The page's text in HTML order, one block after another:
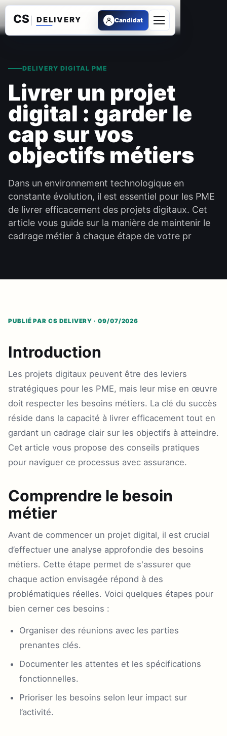
Candidat
Ouvrir le menu
DELIVERY DIGITAL PME
Livrer un projet
digital : garder le
cap sur vos
objectifs métiers
Dans un environnement technologique en
constante évolution, il est essentiel pour les PME
de livrer efficacement des projets digitaux. Cet
article vous guide sur la manière de maintenir le
cadrage métier à chaque étape de votre pr
PUBLIÉ PAR CS DELIVERY · 09/07/2026
Introduction
Les projets digitaux peuvent être des leviers
stratégiques pour les PME, mais leur mise en œuvre
doit respecter les besoins métiers. La clé du succès
réside dans la capacité à livrer efficacement tout en
gardant un cadrage clair sur les objectifs à atteindre.
Cet article vous propose des conseils pratiques
pour naviguer ce processus avec assurance.
Comprendre le besoin
métier
Avant de commencer un projet digital, il est crucial
d’effectuer une analyse approfondie des besoins
métiers. Cette étape permet de s'assurer que
chaque action envisagée répond à des
problématiques réelles. Voici quelques étapes pour
bien cerner ces besoins :
Organiser des réunions avec les parties
prenantes clés.
Documenter les attentes et les spécifications
fonctionnelles.
Prioriser les besoins selon leur impact sur
l’activité.